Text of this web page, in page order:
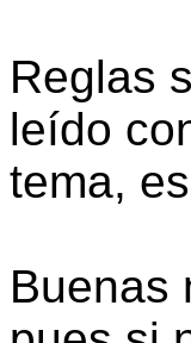
Reglas
leído
tema,
Buenas